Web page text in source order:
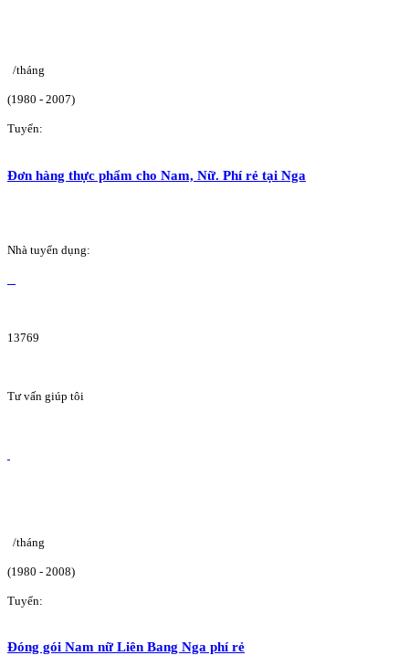
/tháng
(1980 - 2007)
Tuyển:
Đơn hàng thực phẩm cho Nam, Nữ. Phí rẻ tại Nga
Nhà tuyển dụng:
13769
Tư vấn giúp tôi
/tháng
(1980 - 2008)
Tuyển:
Đóng gói Nam nữ Liên Bang Nga phí rẻ